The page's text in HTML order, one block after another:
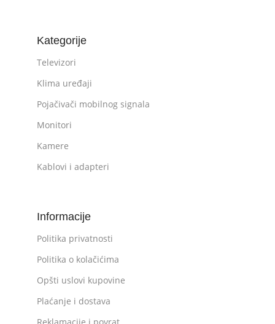
Kategorije
Televizori
Klima uređaji
Pojačivači mobilnog signala
Monitori
Kamere
Kablovi i adapteri
Informacije
Politika privatnosti
Politika o kolačićima
Opšti uslovi kupovine
Plaćanje i dostava
Reklamacije i povrat